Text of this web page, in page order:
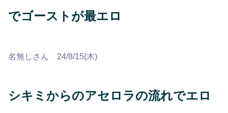
でゴーストが最エロ
名無しさん 24/8/15(木)
シキミからのアセロラの流れでエロ